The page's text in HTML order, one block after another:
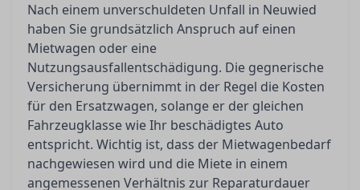
Nach einem unverschuldeten Unfall in Neuwied
haben Sie grundsätzlich Anspruch auf einen
Mietwagen oder eine
Nutzungsausfallentschädigung. Die gegnerische
Versicherung übernimmt in der Regel die Kosten
für den Ersatzwagen, solange er der gleichen
Fahrzeugklasse wie Ihr beschädigtes Auto
entspricht. Wichtig ist, dass der Mietwagenbedarf
nachgewiesen wird und die Miete in einem
angemessenen Verhältnis zur Reparaturdauer